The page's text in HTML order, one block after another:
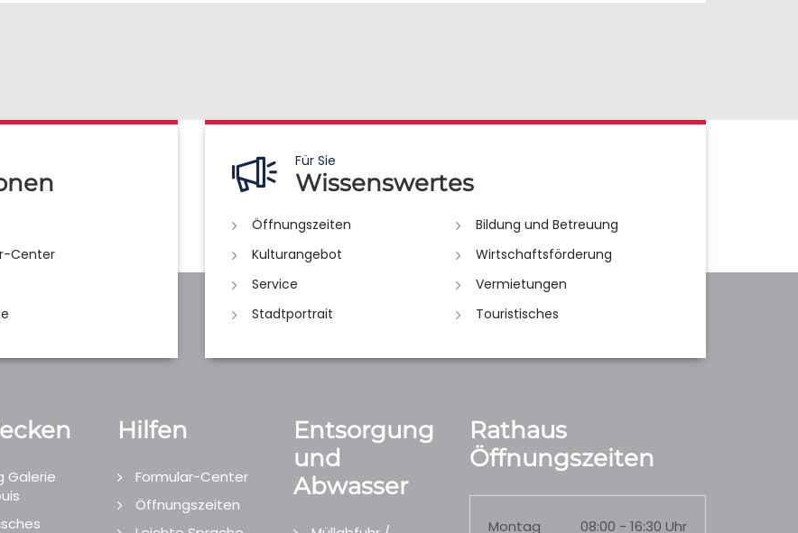
Center
Für Sie
Wissenswertes
Öffnungszeiten
Bildung und Betreuung
Kulturangebot
Wirtschaftsförderung
Service
Vermietungen
Stadtportrait
Touristisches
Galerie
Hilfen
Formular-Center
Öffnungszeiten
Entsorgung
und
Abwasser
Rathaus
Öffnungszeiten
Montag 08:00 - 16:30 Uhr